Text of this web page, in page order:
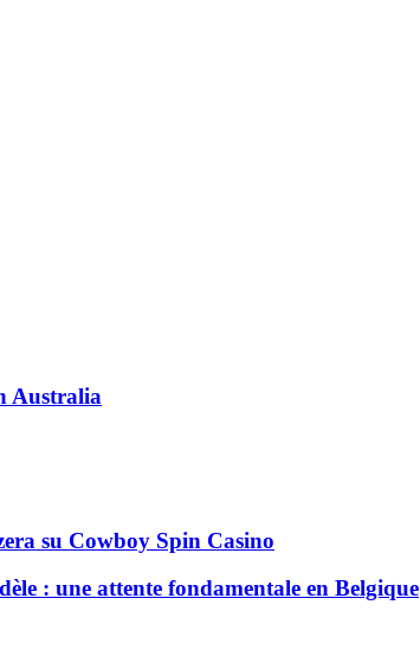
Australia
su Cowboy Spin Casino
: une attente fondamentale en Belgique